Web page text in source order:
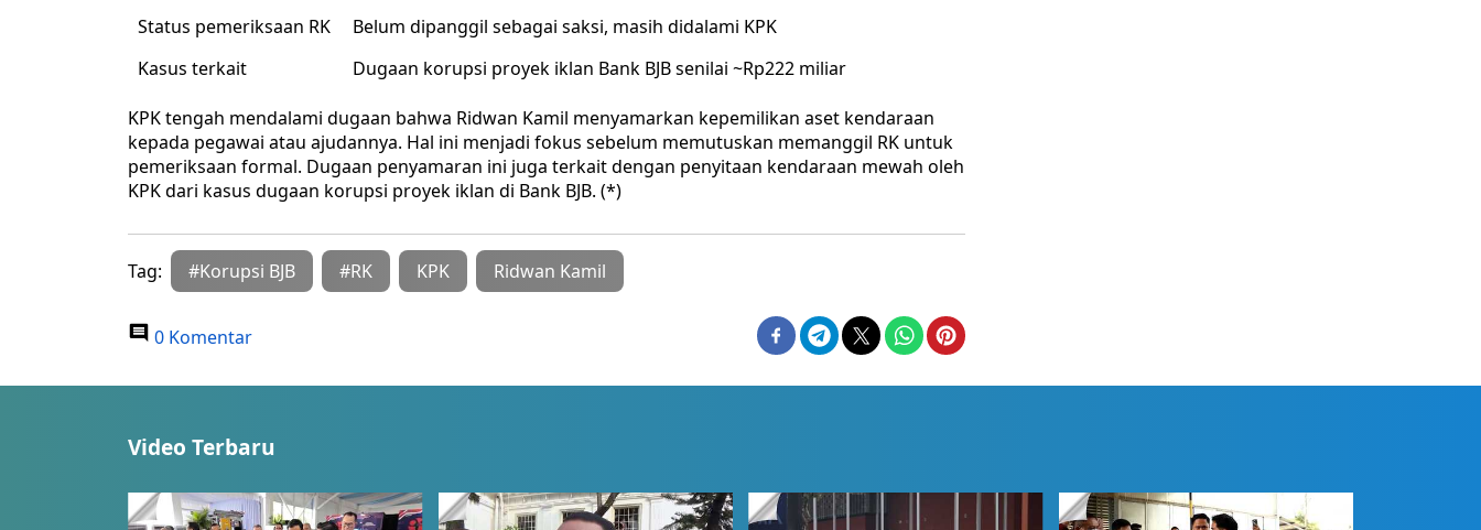
Status pemeriksaan RK
Belum dipanggil sebagai saksi, masih didalami KPK
Kasus terkait
Dugaan korupsi proyek iklan Bank BJB senilai ~Rp222 miliar
KPK tengah mendalami dugaan bahwa Ridwan Kamil menyamarkan kepemilikan aset kendaraan
kepada pegawai atau ajudannya. Hal ini menjadi fokus sebelum memutuskan memanggil RK untuk
pemeriksaan formal. Dugaan penyamaran ini juga terkait dengan penyitaan kendaraan mewah oleh
KPK dari kasus dugaan korupsi proyek iklan di Bank BJB. (*)
Tag: #Korupsi BJB #RK KPK Ridwan Kamil
0 Komentar
Video Terbaru